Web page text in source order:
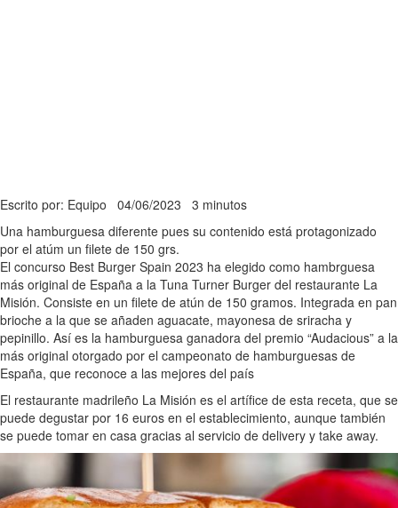
Escrito por: Equipo 04/06/2023 3 minutos
Una hamburguesa diferente pues su contenido está protagonizado
por el atúm un filete de 150 grs.
El concurso Best Burger Spain 2023 ha elegido como hambrguesa
más original de España a la Tuna Turner Burger del restaurante La
Misión. Consiste en un filete de atún de 150 gramos. Integrada en pan
brioche a la que se añaden aguacate, mayonesa de sriracha y
pepinillo. Así es la hamburguesa ganadora del premio “Audacious” a la
más original otorgado por el campeonato de hamburguesas de
España, que reconoce a las mejores del país
El restaurante madrileño La Misión es el artífice de esta receta, que se
puede degustar por 16 euros en el establecimiento, aunque también
se puede tomar en casa gracias al servicio de delivery y take away.